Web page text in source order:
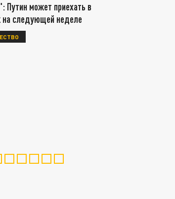
Путин может приехать в
на следующей неделе